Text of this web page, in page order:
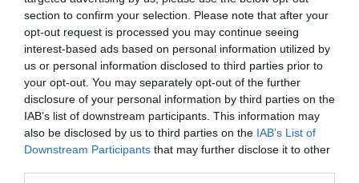
section to confirm your selection. Please note that after your
opt-out request is processed you may continue seeing
interest-based ads based on personal information utilized by
us or personal information disclosed to third parties prior to
your opt-out. You may separately opt-out of the further
disclosure of your personal information by third parties on the
IAB’s list of downstream participants. This information may
also be disclosed by us to third parties on the IAB’s List of
Downstream Participants that may further disclose it to other